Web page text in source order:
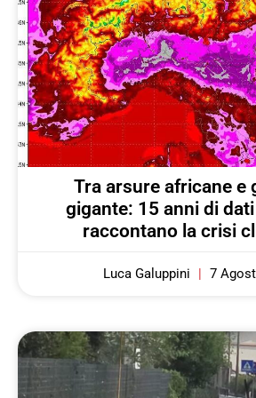
Tra arsure africane e
gigante: 15 anni di
raccontano la crisi
Luca Galuppini 7